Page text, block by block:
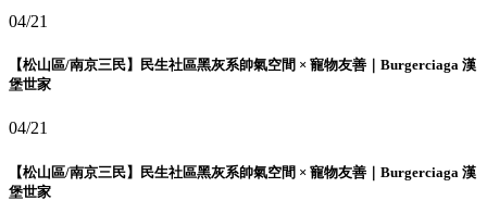
04/21
【松山區/南京三民】民生社區黑灰系帥氣空間 × 寵物友善｜Burgerciaga 漢
堡世家
04/21
【松山區/南京三民】民生社區黑灰系帥氣空間 × 寵物友善｜Burgerciaga 漢
堡世家